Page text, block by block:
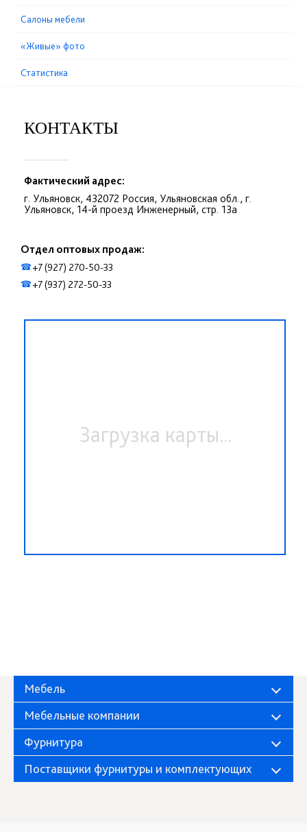
Cалоны мебели
«Живые» фото
Статистика
КОНТАКТЫ
Фактический адрес:
г. Ульяновск, 432072 Россия, Ульяновская обл., г.
Ульяновск, 14-й проезд Инженерный, стр. 13а
Отдел оптовых продаж:
☎+7 (927) 270-50-33
☎+7 (937) 272-50-33
Загрузка карты...
Мебель
Мебельные компании
Фурнитура
Поставщики фурнитуры и комплектующих